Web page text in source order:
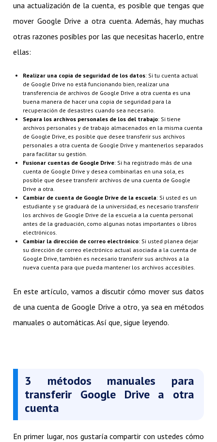
una actualización de la cuenta, es posible que tengas que
mover Google Drive a otra cuenta. Además, hay muchas
otras razones posibles por las que necesitas hacerlo, entre
ellas:
Realizar una copia de seguridad de los datos: Si tu cuenta actual
de Google Drive no está funcionando bien, realizar una
transferencia de archivos de Google Drive a otra cuenta es una
buena manera de hacer una copia de seguridad para la
recuperación de desastres cuando sea necesario.
Separa los archivos personales de los del trabajo: Si tiene
archivos personales y de trabajo almacenados en la misma cuenta
de Google Drive, es posible que desee transferir sus archivos
personales a otra cuenta de Google Drive y mantenerlos separados
para facilitar su gestión.
Fusionar cuentas de Google Drive: Si ha registrado más de una
cuenta de Google Drive y desea combinarlas en una sola, es
posible que desee transferir archivos de una cuenta de Google
Drive a otra.
Cambiar de cuenta de Google Drive de la escuela: Si usted es un
estudiante y se graduará de la universidad, es necesario transferir
los archivos de Google Drive de la escuela a la cuenta personal
antes de la graduación, como algunas notas importantes o libros
electrónicos.
Cambiar la dirección de correo electrónico: Si usted planea dejar
su dirección de correo electrónico actual asociada a la cuenta de
Google Drive, también es necesario transferir sus archivos a la
nueva cuenta para que pueda mantener los archivos accesibles.
En este artículo, vamos a discutir cómo mover sus datos
de una cuenta de Google Drive a otro, ya sea en métodos
manuales o automáticas. Así que, sigue leyendo.
3 métodos manuales para
transferir Google Drive a otra
cuenta
En primer lugar, nos gustaría compartir con ustedes cómo